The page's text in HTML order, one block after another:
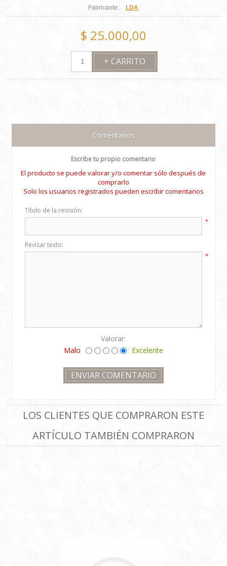
Fabricante: LDA
$ 25.000,00
Comentarios
Escribe tu propio comentario
El producto se puede valorar y/o comentar sólo después de
comprarlo
Solo los usuarios registrados pueden escribir comentarios
Título de la revisión:
*
Revisar texto:
*
Valorar:
Malo
Excelente
LOS CLIENTES QUE COMPRARON ESTE
ARTÍCULO TAMBIÉN COMPRARON